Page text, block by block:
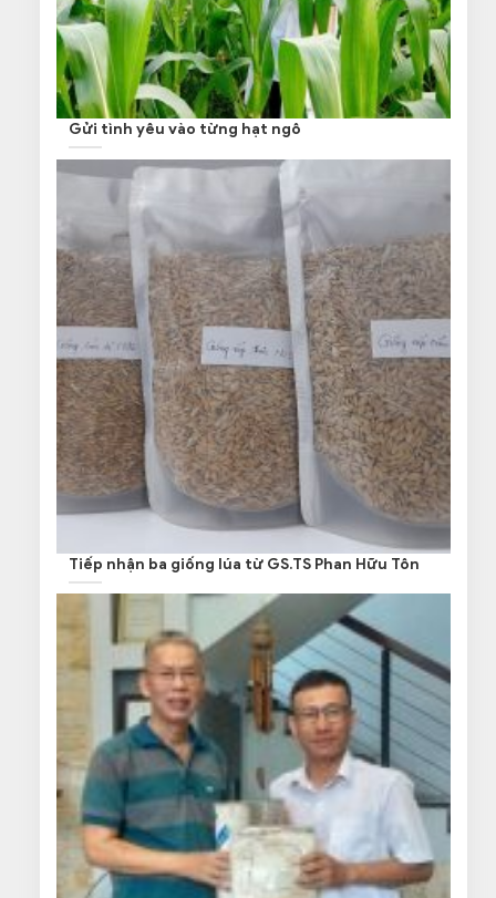
Gửi tình yêu vào từng hạt ngô
Tiếp nhận ba giống lúa từ GS.TS Phan Hữu Tôn